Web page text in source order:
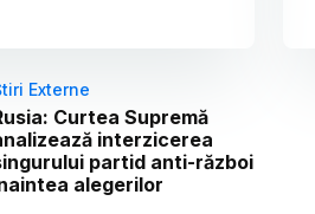
Externe
Curtea Supremă
interzicerea
partid anti-război
alegerilor